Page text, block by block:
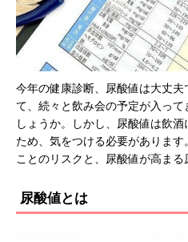
今年の健康診断、尿酸値は大丈
て、続々と飲み会の予定が入っ
しょうか。しかし、尿酸値は飲
ため、気をつける必要がありま
ことのリスクと、尿酸値が高まる
尿酸値とは